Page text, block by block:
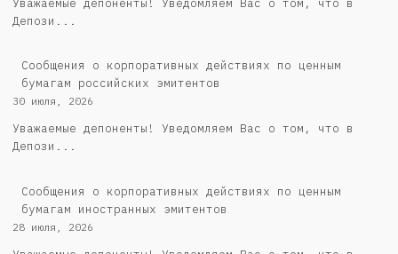
Уважаемые депоненты! Уведомляем Вас о том, что в
Депози...
Cообщения о корпоративных действиях по ценным
бумагам российских эмитентов
30 июля, 2026
Уважаемые депоненты! Уведомляем Вас о том, что в
Депози...
Сообщения о корпоративных действиях по ценным
бумагам иностранных эмитентов
28 июля, 2026